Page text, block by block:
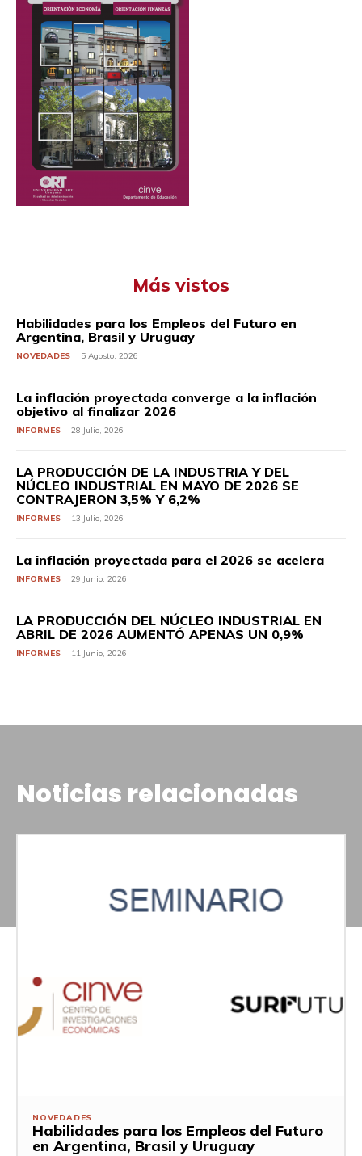
Más vistos
Habilidades para los Empleos del Futuro en
Argentina, Brasil y Uruguay
NOVEDADES 5 Agosto, 2026
La inflación proyectada converge a la inflación
objetivo al finalizar 2026
INFORMES 28 Julio, 2026
LA PRODUCCIÓN DE LA INDUSTRIA Y DEL
NÚCLEO INDUSTRIAL EN MAYO DE 2026 SE
CONTRAJERON 3,5% Y 6,2%
INFORMES 13 Julio, 2026
La inflación proyectada para el 2026 se acelera
INFORMES 29 Junio, 2026
LA PRODUCCIÓN DEL NÚCLEO INDUSTRIAL EN
ABRIL DE 2026 AUMENTÓ APENAS UN 0,9%
INFORMES 11 Junio, 2026
Noticias relacionadas
NOVEDADES
Habilidades para los Empleos del Futuro
en Argentina, Brasil y Uruguay